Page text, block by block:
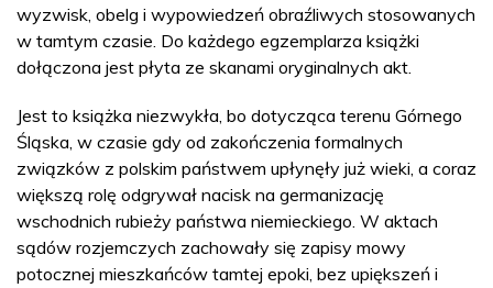
wyzwisk, obelg i wypowiedzeń obraźliwych stosowanych
w tamtym czasie. Do każdego egzemplarza książki
dołączona jest płyta ze skanami oryginalnych akt.
Jest to książka niezwykła, bo dotycząca terenu Górnego
Śląska, w czasie gdy od zakończenia formalnych
związków z polskim państwem upłynęły już wieki, a coraz
większą rolę odgrywał nacisk na germanizację
wschodnich rubieży państwa niemieckiego. W aktach
sądów rozjemczych zachowały się zapisy mowy
potocznej mieszkańców tamtej epoki, bez upiększeń i